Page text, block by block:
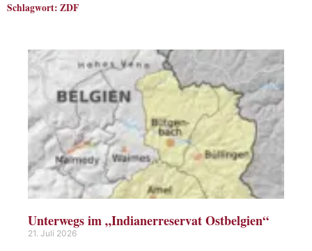
Schlagwort: ZDF
Unterwegs im „Indianerreservat Ostbelgien“
21. Juli 2026
SeiteSeiteSeiteSeite